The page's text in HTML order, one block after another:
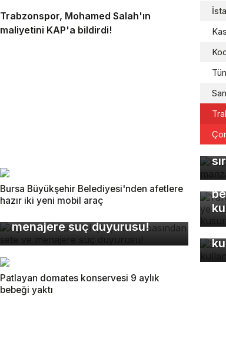
Trabzonspor, Mohamed Salah'ın
maliyetini KAP'a bildirdi!
Bursa Büyükşehir Belediyesi'nden afetlere
hazır iki yeni mobil araç
Oyuncu Ülkü Hilal Çiftçi'nin
menajere suç duyurusu!
Patlayan domates konservesi 9 aylık
bebeği yaktı